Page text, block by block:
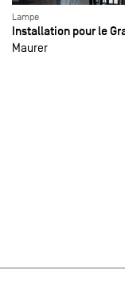
Lampe
Installation pour le
Maurer